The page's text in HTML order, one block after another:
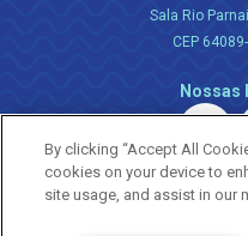
Sala Rio
CEP
Nossas
By clicking “Accept All
cookies on your device to
site usage, and assist in our